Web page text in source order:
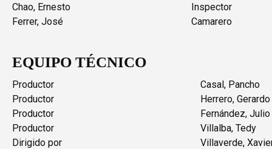
Chao, Ernesto
Inspector
Ferrer, José
Camarero
EQUIPO TÉCNICO
Productor
Casal, Pancho
Productor
Herrero, Gerardo
Productor
Fernández, Julio
Productor
Villalba, Tedy
Dirigido por
Villaverde,